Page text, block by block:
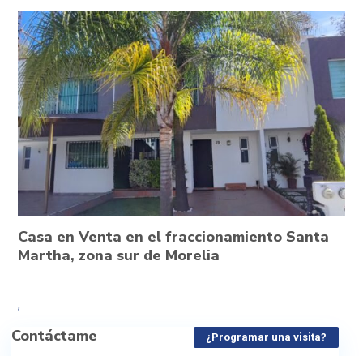
Casa en Venta en el fraccionamiento Santa
Martha, zona sur de Morelia
,
Contáctame ¿Programar una visita?